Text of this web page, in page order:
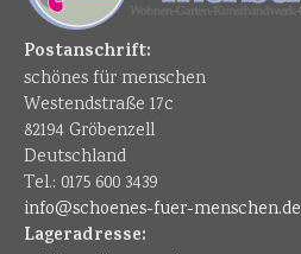
Postanschrift:
schönes für menschen
Westendstraße 17c
82194 Gröbenzell
Deutschland
Tel.: 0175 600 3439
info@schoenes-fuer-menschen.de
Lageradresse: